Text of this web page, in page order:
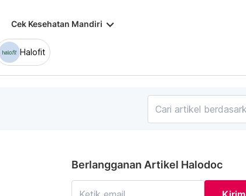
Cek Kesehatan Mandiri keyboard_arrow_down
Halofit
Berlangganan Artikel Halodoc